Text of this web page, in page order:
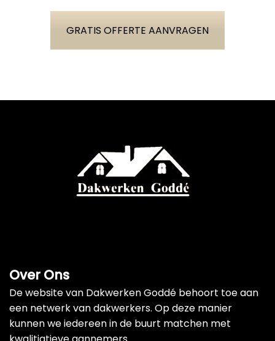
GRATIS OFFERTE AANVRAGEN
Over Ons
De website van Dakwerken Goddé behoort toe aan
een netwerk van dakwerkers. Op deze manier
kunnen we iedereen in de buurt matchen met